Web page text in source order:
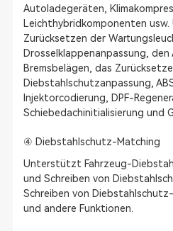
Autoladegeräten,
Leichthybridkomponenten
Zurücksetzen der
Drosselklappenanpassung, den
Bremsbelägen, das
Diebstahlschutzanpassung,
Injektorcodierung, DPF-
Schiebedachinitialisierung und
④ Diebstahlschutz-Matching
Unterstützt Fahrzeug-
und Schreiben von
Schreiben von
und andere Funktionen.